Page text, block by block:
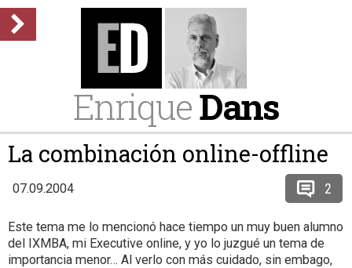
EnriqueDans
La combinación online-offline
07.09.2004 2
Este tema me lo mencionó hace tiempo un muy buen alumno
del IXMBA, mi Executive online, y yo lo juzgué un tema de
importancia menor… Al verlo con más cuidado, sin embago,